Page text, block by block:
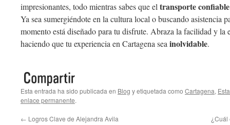
impresionantes, todo mientras sabes que el transporte confiable
Ya sea sumergiéndote en la cultura local o buscando asistencia
momento está diseñado para tu disfrute. Abraza la facilidad y la
haciendo que tu experiencia en Cartagena sea inolvidable.
Esta entrada ha sido publicada en Blog y etiquetada como Cartagena,
enlace permanente.
← Logros Clave de Alejandra Avila ¿Cuál